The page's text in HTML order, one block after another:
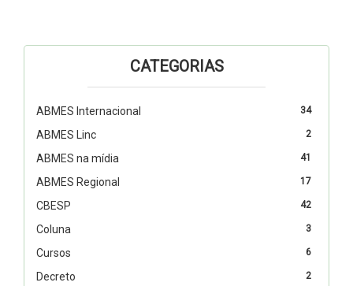
CATEGORIAS
34
ABMES Internacional
2
ABMES Linc
41
ABMES na mídia
17
ABMES Regional
42
CBESP
3
Coluna
6
Cursos
2
Decreto